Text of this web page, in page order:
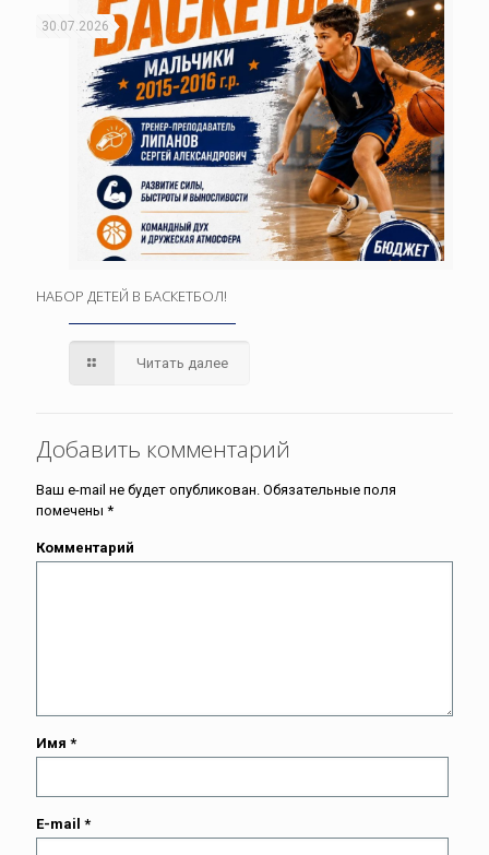
30.07.2026
НАБОР ДЕТЕЙ В БАСКЕТБОЛ!
Читать далее
Добавить комментарий
Ваш e-mail не будет опубликован. Обязательные поля
помечены *
Комментарий
Имя *
E-mail *